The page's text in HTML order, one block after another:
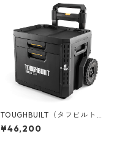
TOUGHBUILT（タフビルト）S
TACK TECH(スタックテック)
ウィール2ドロワーボックス T
¥46,200